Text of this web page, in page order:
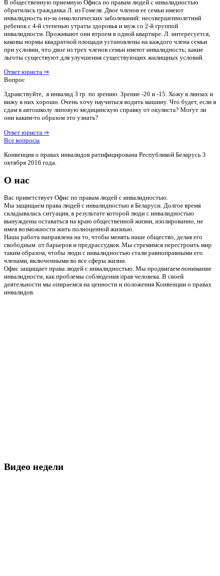
В общественную приемную Офиса по правам людей с инвалидностью
обратилась гражданка Л. из Гомеля. Двое членов ее семьи имеют
инвалидность из-за онкологических заболеваний: несовершеннолетний
ребенок с 4-й степенью утраты здоровья и муж со 2-й группой
инвалидности. Проживают они втроем в одной квартире. Л. интересуется,
каковы нормы квадратной площади установлены на каждого члена семьи
при условии, что двое из трех членов семьи имеют инвалидность; какие
льготы существуют для улучшения существующих жилищных условий.
Ответ юриста ⇒
Вопрос
Здравствуйте, я инвалид 3 гр. по зрению. Зрение -20 и -15. Хожу в линзах и
вижу в них хорошо. Очень хочу научиться водить машину. Что будет, если я
сдам в автошколу липовую медицинскую справку от окулиста? Могут ли
они каким-то образом это узнать?
Ответ юриста ⇒
Все вопросы
Конвенция о правах инвалидов ратифицирована Республикой Беларусь 3
октября 2016 года.
О нас
Вас приветствует Офис по правам людей с инвалидностью.
Мы защищаем права людей с инвалидностью в Беларуси. Долгое время
складывалась ситуация, в результате которой люди с инвалидностью
вынуждены оставаться на краю общественной жизни, изолированно, не
имея возможности жить полноценной жизнью.
Наша работа направлена на то, чтобы менять наше общество, делая его
свободным от барьеров и предрассудков. Мы стремимся перестроить мир
таким образом, чтобы люди с инвалидностью стали равноправными его
членами, включенными во все сферы жизни.
Офис защищает права людей с инвалидностью. Мы продвигаем понимание
инвалидности, как проблемы соблюдения прав человека. В своей
деятельности мы опираемся на ценности и положения Конвенции о правах
инвалидов.
Видео недели